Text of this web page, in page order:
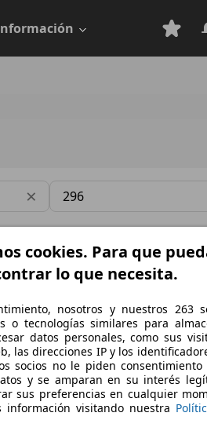
cookies. Para que
lo que necesita.
nosotros y nuestros 263
o tecnologías similares para
datos personales, como sus
las direcciones IP y los
socios no le piden consentimiento
y se amparan en su interés
sus preferencias en cualquier
información visitando nuestra
× Modelo
Speciale A: más potencia,
fanáticos cuando pensaban
versiones Speciale más
4 minutos de lectura